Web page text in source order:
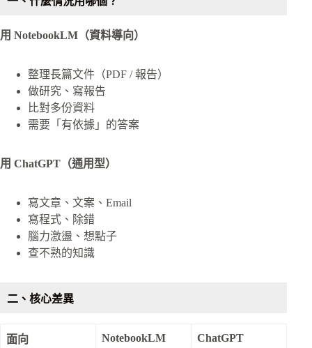
用 NotebookLM（資料導向）
整理長篇文件（PDF / 報告）
做研究、寫報告
比對多份資料
需要「有依據」的答案
用 ChatGPT（通用型）
寫文章、文案、Email
寫程式、除錯
腦力激盪、想點子
查不熟的知識
二、核心差異
面向 NotebookLM ChatGPT